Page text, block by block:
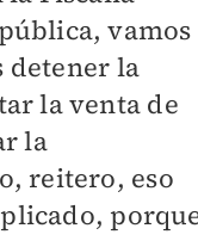
vamos
detener la
la venta de
la
reitero, eso